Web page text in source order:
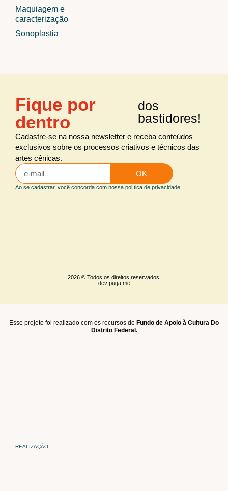
Maquiagem e
caracterização
Sonoplastia
2026 © Todos os direitos reservados.
dev puga.me
dos
bastidores!
Fique por
dentro
Cadastre-se na nossa newsletter e receba conteúdos
exclusivos sobre os processos criativos e técnicos das
artes cênicas.
OK
Ao se cadastrar, você concorda com nossa política de privacidade.
Esse projeto foi realizado com os recursos do Fundo de Apoio à Cultura Do
Distrito Federal.
REALIZAÇÃO